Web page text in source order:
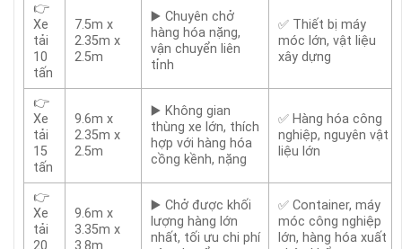
👉
Xe
tải
10
tấn
7.5m x
2.35m x
2.5m
▶️ Chuyên chở
hàng hóa nặng,
vận chuyển liên
tỉnh
✅ Thiết bị máy
móc lớn, vật liệu
xây dựng
👉
Xe
tải
15
tấn
9.6m x
2.35m x
2.5m
▶️ Không gian
thùng xe lớn, thích
hợp với hàng hóa
cồng kềnh, nặng
✅ Hàng hóa công
nghiệp, nguyên vật
liệu lớn
👉
Xe
tải
9.6m x
3.35m x
▶️ Chở được khối
lượng hàng lớn
nhất, tối ưu chi phí
✅ Container, máy
móc công nghiệp
lớn, hàng hóa xuất